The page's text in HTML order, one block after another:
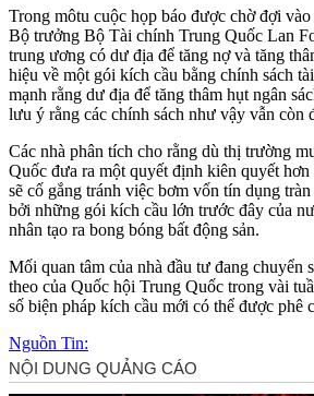
Trong môtu cuộc họp báo được chờ đợi
Bộ trưởng Bộ Tài chính Trung Quốc Lan
trung ương có dư địa để tăng nợ và tăng
hiệu về một gói kích cầu bằng chính sách
mạnh rằng dư địa để tăng thâm hụt ngân
lưu ý rằng các chính sách như vậy vẫn còn
Các nhà phân tích cho rằng dù thị trường
Quốc đưa ra một quyết định kiên quyết
sẽ cố gắng tránh việc bơm vốn tín dụng
bởi những gói kích cầu lớn trước đây của
nhân tạo ra bong bóng bất động sản.
Mối quan tâm của nhà đầu tư đang chuyển
theo của Quốc hội Trung Quốc trong vài
số biện pháp kích cầu mới có thể được phê
Nguồn Tin: